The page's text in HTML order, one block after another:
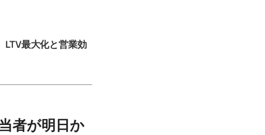
LTV最大化と営業効
者が明日か